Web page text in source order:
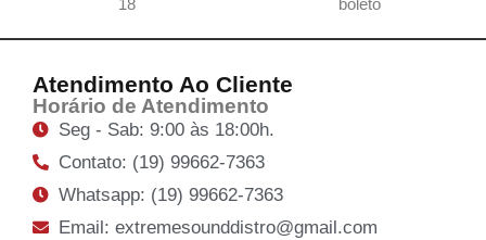
18
boleto
Atendimento Ao Cliente
Horário de Atendimento
Seg - Sab: 9:00 às 18:00h.
Contato: (19) 99662-7363
Whatsapp: (19) 99662-7363
Email: extremesounddistro@gmail.com